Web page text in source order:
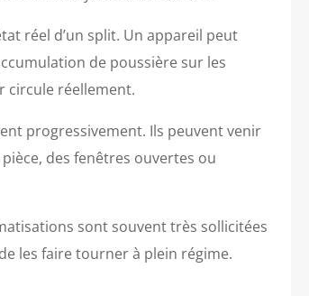
réel d’un split. Un appareil peut
de poussière sur les
circule réellement.
progressivement. Ils peuvent venir
des fenêtres ouvertes ou
sont souvent très sollicitées
les faire tourner à plein régime.